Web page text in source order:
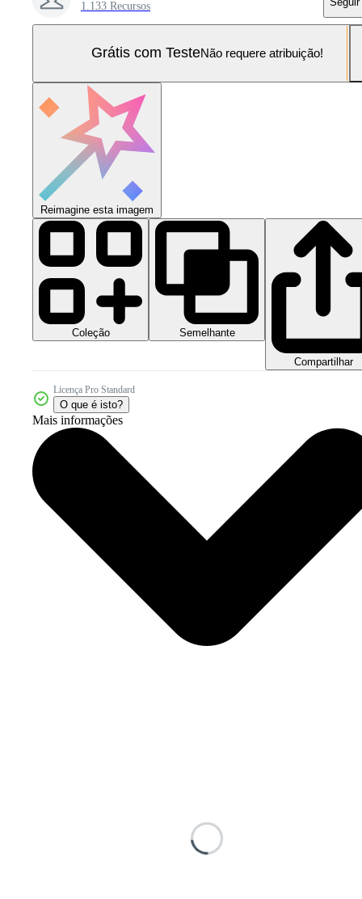
1.133 Recursos
Grátis com TesteNão requere atribuição!
Reimagine esta imagem
Coleção Semelhante
Compartilhar
Licença Pro Standard
O que é isto?
Mais informações